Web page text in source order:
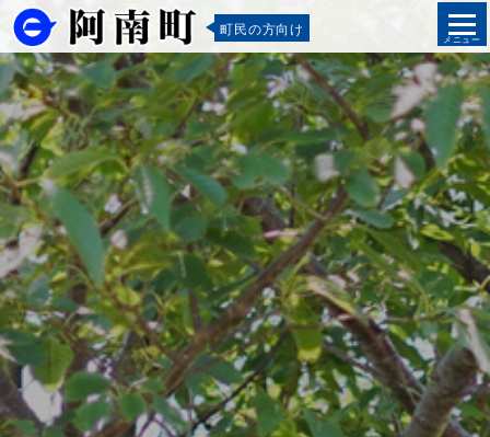
町民の方向け
メニュー